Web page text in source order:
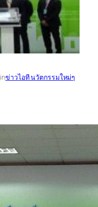
inข่าวไอที นวัตกรรมใหม่ๆ